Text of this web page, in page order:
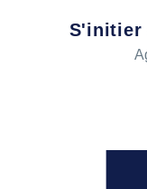
S'initier